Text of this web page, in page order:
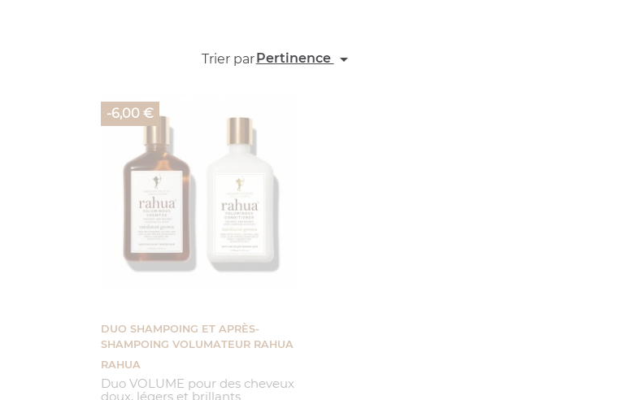
Trier par :Pertinence
DUO SHAMPOING ET APRÈS-
SHAMPOING VOLUMATEUR RAHUA
RAHUA
Duo VOLUME pour des cheveux
doux, légers et brillants
-6,00 €